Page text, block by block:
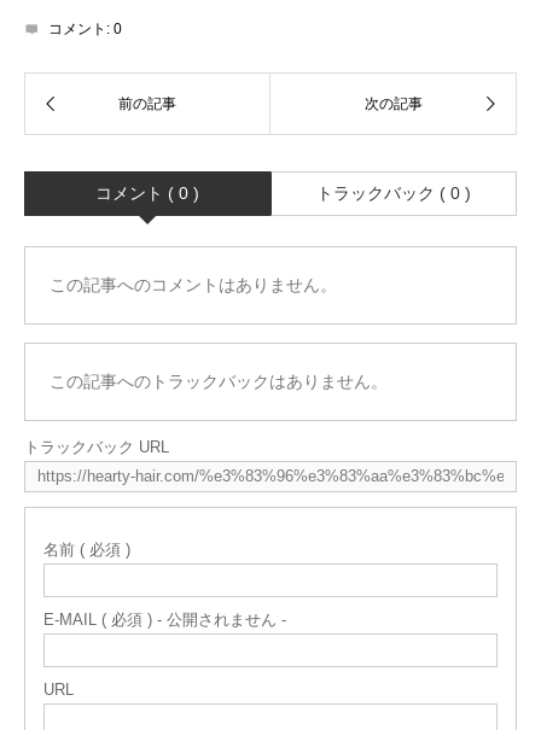
コメント: 0
コメント ( 0 ) トラックバック ( 0 )
この記事へのコメントはありません。
この記事へのトラックバックはありません。
トラックバック URL
名前 ( 必須 )
E-MAIL ( 必須 ) - 公開されません -
URL